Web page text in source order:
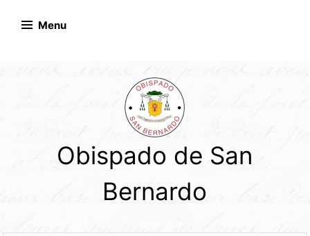
Menu
Obispado de San
Bernardo